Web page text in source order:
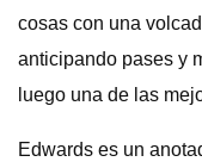
cosas con una
anticipando pases y
luego una de las
Edwards es un